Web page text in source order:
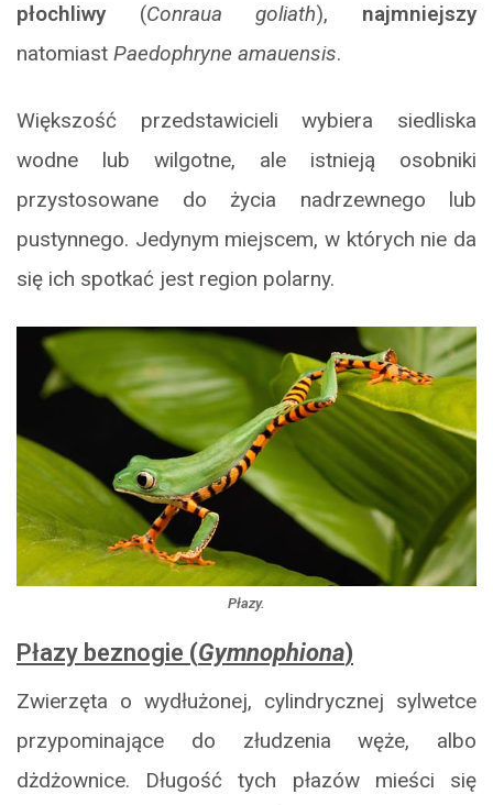
płochliwy (Conraua goliath), najmniejszy
natomiast Paedophryne amauensis.
Większość przedstawicieli wybiera siedliska
wodne lub wilgotne, ale istnieją osobniki
przystosowane do życia nadrzewnego lub
pustynnego. Jedynym miejscem, w których nie da
się ich spotkać jest region polarny.
Płazy.
Płazy beznogie (Gymnophiona)
Zwierzęta o wydłużonej, cylindrycznej sylwetce
przypominające do złudzenia węże, albo
dżdżownice. Długość tych płazów mieści się